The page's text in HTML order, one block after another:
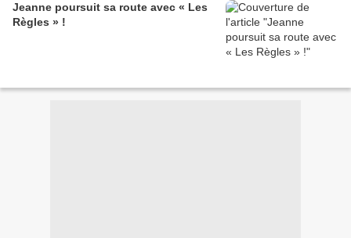
Jeanne poursuit sa route avec « Les
Règles » !